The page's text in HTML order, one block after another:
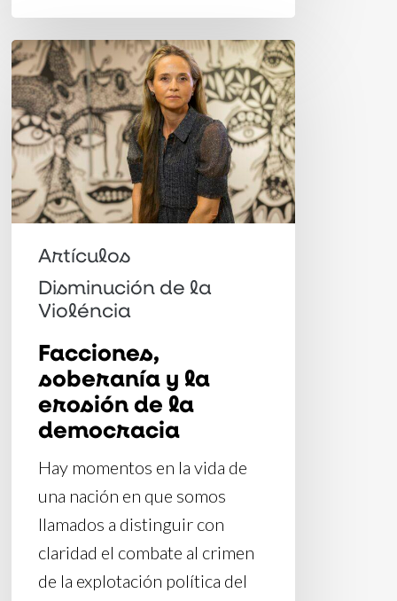
Facciones,
soberanía
y
la
erosión
de
la
democracia
Artículos
Disminución de la
Violéncia
Facciones,
soberanía y la
erosión de la
democracia
Hay momentos en la vida de
una nación en que somos
llamados a distinguir con
claridad el combate al crimen
de la explotación política del